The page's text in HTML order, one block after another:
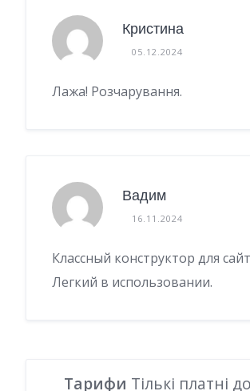
Кристина
05.12.2024
Лажа! Розчарування.
Вадим
16.11.2024
Классный конструктор для
Легкий в использовании.
Тарифи Тількі платні